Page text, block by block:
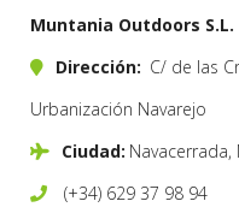
Muntania Outdoors S.L.
Dirección: C/ de las
Urbanización Navarejo
Ciudad: Navacerrada,
(+34) 629 37 98 94